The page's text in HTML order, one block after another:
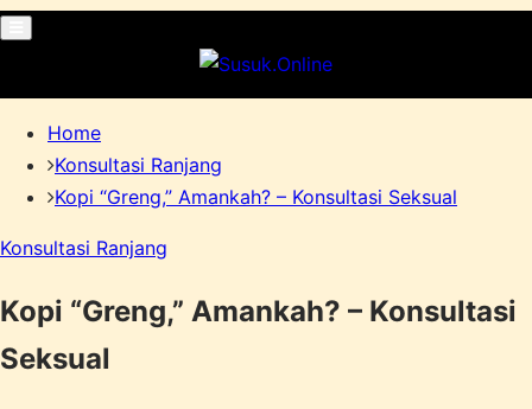
Menu
Home
Konsultasi Ranjang
Kopi “Greng,” Amankah? – Konsultasi Seksual
Konsultasi Ranjang
Kopi “Greng,” Amankah? – Konsultasi
Seksual